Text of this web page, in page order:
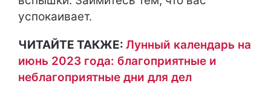
успокаивает.
ЧИТАЙТЕ ТАКЖЕ: Лунный календарь на
июнь 2023 года: благоприятные и
неблагоприятные дни для дел